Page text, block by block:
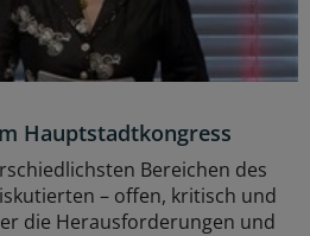
Hauptstadtkongress
Bereichen des
– offen, kritisch und
die Herausforderungen und